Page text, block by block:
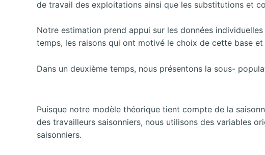
de travail des exploitations ainsi que les substitutions et
Notre estimation prend appui sur les données
temps, les raisons qui ont motivé le choix de cette base et
Dans un deuxième temps, nous présentons la sous-
Puisque notre modèle théorique tient compte de la
des travailleurs saisonniers, nous utilisons des variables
saisonniers.